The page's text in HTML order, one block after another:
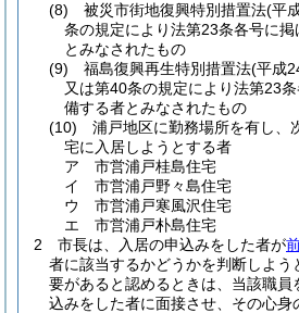
(8)
被災市街地復興特別措置法(平
条の規定により法第23条各号に
とみなされたもの
(9)
福島復興再生特別措置法(平成
又は第40条の規定により法第23
備する者とみなされたもの
(10)
浦戸地区に勤務場所を有し、
宅に入居しようとする者
ア
市営浦戸桂島住宅
イ
市営浦戸野々島住宅
ウ
市営浦戸寒風沢住宅
エ
市営浦戸朴島住宅
2
市長は、入居の申込みをした者が
者に該当するかどうかを判断しよう
要があると認めるときは、当該職員
込みをした者に面接させ、その心身